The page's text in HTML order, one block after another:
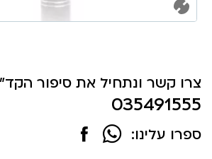
צרו קשר ונתחיל את סיפור
035491555
ספרו עלינו: